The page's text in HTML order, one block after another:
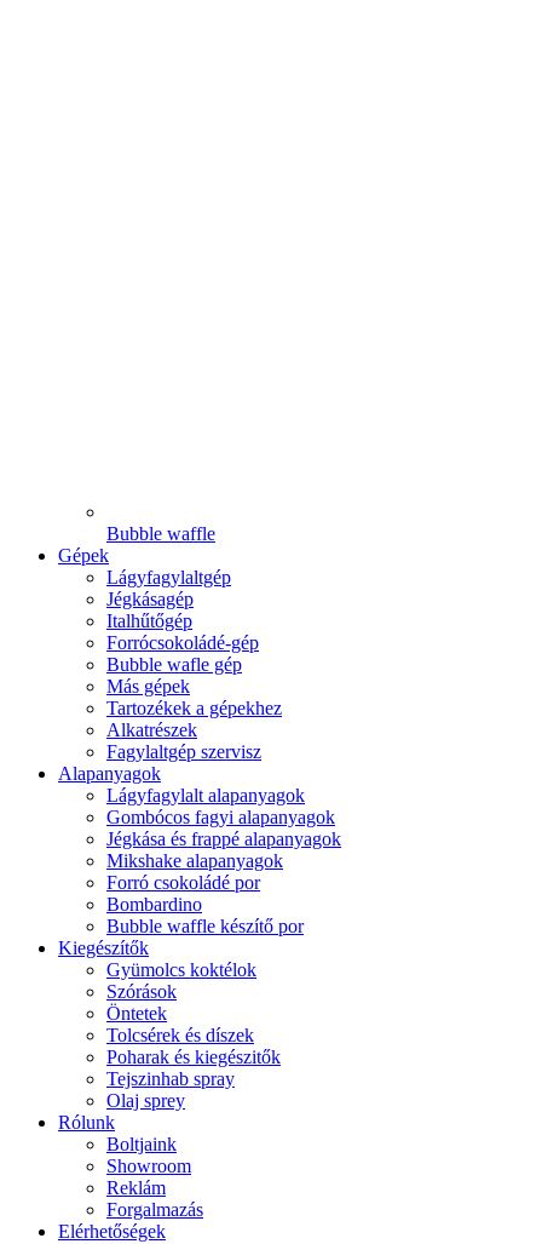
Bubble waffle
Gépek
Lágyfagylaltgép
Jégkásagép
Italhűtőgép
Forrócsokoládé-gép
Bubble wafle gép
Más gépek
Tartozékek a gépekhez
Alkatrészek
Fagylaltgép szervisz
Alapanyagok
Lágyfagylalt alapanyagok
Gombócos fagyi alapanyagok
Jégkása és frappé alapanyagok
Mikshake alapanyagok
Forró csokoládé por
Bombardino
Bubble waffle készítő por
Kiegészítők
Gyümolcs koktélok
Szórások
Öntetek
Tolcsérek és díszek
Poharak és kiegészitők
Tejszinhab spray
Olaj sprey
Rólunk
Boltjaink
Showroom
Reklám
Forgalmazás
Elérhetőségek